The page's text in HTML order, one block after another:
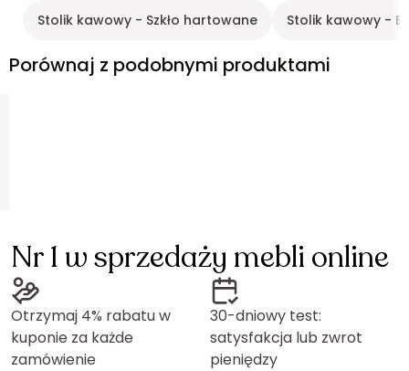
Stolik kawowy - Szkło hartowane Stolik kawowy -
Porównaj z podobnymi produktami
Nr 1 w sprzedaży mebli online
Otrzymaj 4% rabatu w
kuponie za każde
zamówienie
30-dniowy test:
satysfakcja lub zwrot
pieniędzy